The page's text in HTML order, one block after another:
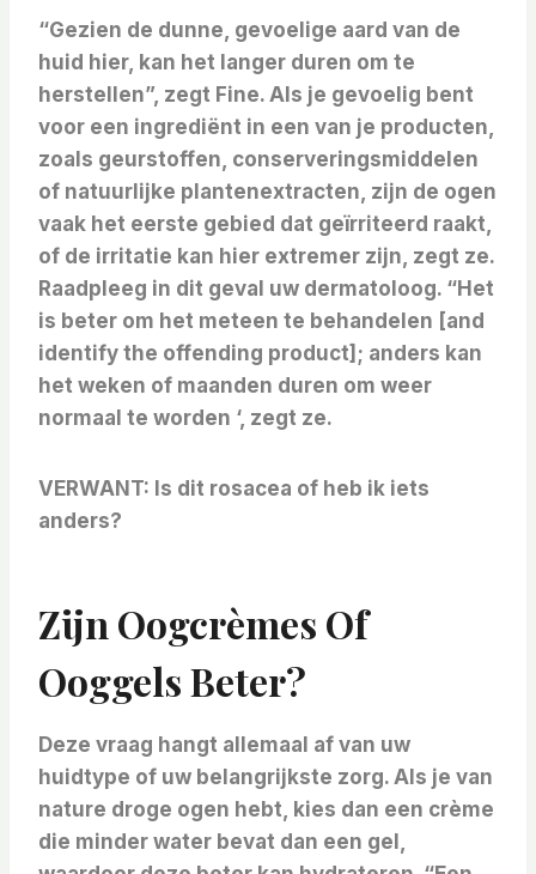
“Gezien de dunne, gevoelige aard van de
huid hier, kan het langer duren om te
herstellen”, zegt Fine. Als je gevoelig bent
voor een ingrediënt in een van je producten,
zoals geurstoffen, conserveringsmiddelen
of natuurlijke plantenextracten, zijn de ogen
vaak het eerste gebied dat geïrriteerd raakt,
of de irritatie kan hier extremer zijn, zegt ze.
Raadpleeg in dit geval uw dermatoloog. “Het
is beter om het meteen te behandelen [and
identify the offending product]; anders kan
het weken of maanden duren om weer
normaal te worden ‘, zegt ze.
VERWANT: Is dit rosacea of ​​heb ik iets
anders?
Zijn Oogcrèmes Of
Ooggels Beter?
Deze vraag hangt allemaal af van uw
huidtype of uw belangrijkste zorg. Als je van
nature droge ogen hebt, kies dan een crème
die minder water bevat dan een gel,